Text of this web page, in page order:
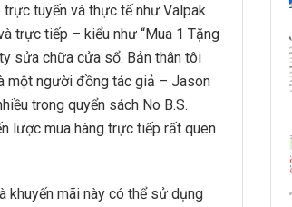
tuyến và thực tế như Valpak
trực tiếp – kiểu như “Mua 1 Tặng
sửa chữa cửa sổ. Bản thân tôi
một người đồng tác giả – Jason
trong quyển sách No B.S.
lược mua hàng trực tiếp rất quen
khuyến mãi này có thể sử dụng